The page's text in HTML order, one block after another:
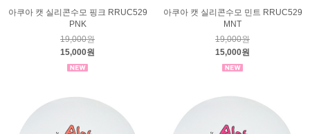
아쿠아 캣 실리콘수모 핑크 RRUC529
PNK
19,000원
15,000원
아쿠아 캣 실리콘수모 민트 RRUC529
MNT
19,000원
15,000원